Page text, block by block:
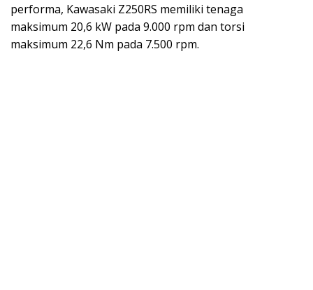
performa, Kawasaki Z250RS memiliki tenaga
maksimum 20,6 kW pada 9.000 rpm dan torsi
maksimum 22,6 Nm pada 7.500 rpm.